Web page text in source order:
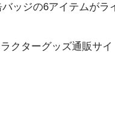
ッジの6アイテムがラ
クターグッズ通販サ